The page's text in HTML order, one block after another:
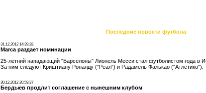
Последние новости футбола
31.12.2012 14:39:28
Marca раздает номинации
25-летний нападающий "Барселоны" Лионель Месси стал футболистом года в
За ним следуют Криштиану Роналду ("Реал") и Радамель Фалькао ("Атлетико").
30.12.2012 20:59:37
Бердыев продлит соглашение с нынешним клубом